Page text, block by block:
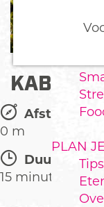
m
e
p
g
e
PLAN
Afstand:
0 m
Duur:
15 minuten